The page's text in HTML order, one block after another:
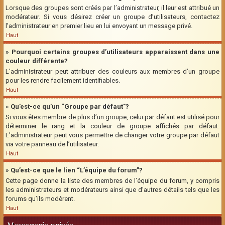
Lorsque des groupes sont créés par l’administrateur, il leur est attribué un
modérateur. Si vous désirez créer un groupe d’utilisateurs, contactez
l’administrateur en premier lieu en lui envoyant un message privé.
Haut
» Pourquoi certains groupes d’utilisateurs apparaissent dans une
couleur différente?
L’administrateur peut attribuer des couleurs aux membres d’un groupe
pour les rendre facilement identifiables.
Haut
» Qu’est-ce qu’un “Groupe par défaut”?
Si vous êtes membre de plus d’un groupe, celui par défaut est utilisé pour
déterminer le rang et la couleur de groupe affichés par défaut.
L’administrateur peut vous permettre de changer votre groupe par défaut
via votre panneau de l’utilisateur.
Haut
» Qu’est-ce que le lien “L’équipe du forum”?
Cette page donne la liste des membres de l’équipe du forum, y compris
les administrateurs et modérateurs ainsi que d’autres détails tels que les
forums qu’ils modèrent.
Haut